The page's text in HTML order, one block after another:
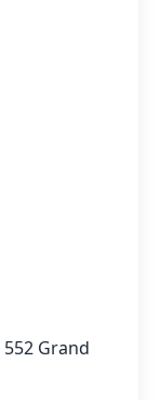
552 Grand